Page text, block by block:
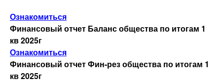
Показатели общества
Аудиторское заключение
Ознакомиться
Финансовый отчет Баланс общества по итогам 1
кв 2025г
Ознакомиться
Финансовый отчет Фин-рез общества по итогам 1
кв 2025г